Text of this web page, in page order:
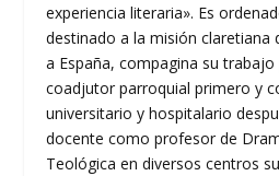
experiencia literaria». Es
destinado a la misión claretiana
a España, compagina su
coadjutor parroquial primero y
universitario y hospitalario
docente como profesor de
Teológica en diversos centros